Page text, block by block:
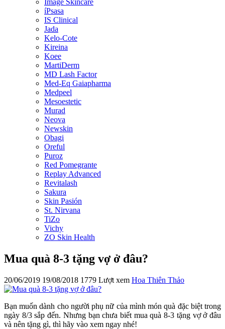
Image Skincare
íPsasa
IS Clinical
Jada
Kelo-Cote
Kireina
Koee
MartiDerm
MD Lash Factor
Med-Eq Gaiapharma
Medpeel
Mesoestetic
Murad
Neova
Newskin
Obagi
Oreful
Puroz
Red Pomegrante
Replay Advanced
Revitalash
Sakura
Skin Pasión
St. Nirvana
TiZo
Vichy
ZO Skin Health
Mua quà 8-3 tặng vợ ở đâu?
20/06/2019 19/08/2018 1779 Lượt xem Hoa Thiên Thảo
Bạn muốn dành cho người phụ nữ của mình món quà đặc biệt trong
ngày 8/3 sắp đến. Nhưng bạn chưa biết mua quà 8-3 tặng vợ ở đâu
và nên tặng gì, thì hãy vào xem ngay nhé!